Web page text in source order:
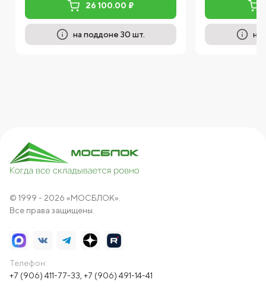
26 100.00 ₽
на поддоне 30 шт. на
© 1999 - 2026 «МОСБЛОК».
Все права защищены.
Телефон:
+7 (906) 411-77-33 +7 (906) 491-14-41